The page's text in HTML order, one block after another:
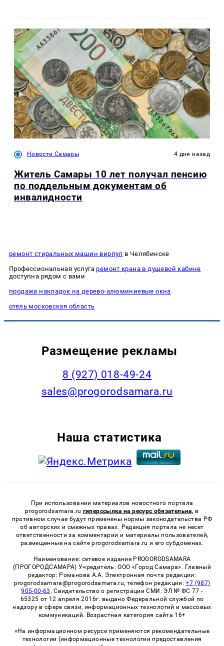
Новости Самары 4 дня назад
Житель Самары 10 лет получал пенсию
по поддельным документам об
инвалидности
ремонт стиральных машин вирпул в Челябинске
Профессиональная услугаремонт крана в душевой кабине
доступна рядом с вами
продажа накладок на дерево-алюминиевые окна
отель московская область
Размещение рекламы
8 (927) 018-49-24
sales@progorodsamara.ru
Наша статистика
При использовании материалов новостного портала
progorodsamara.ru гиперссылка на ресурс обязательна, в
противном случае будут применены нормы законодательства РФ
об авторских и смежных правах. Редакция портала не несет
ответственности за комментарии и материалы пользователей,
размещенные на сайте progorodsamara.ru и его субдоменах.
Наименование: сетевое издание PROGORODSAMARA
(ПРОГОРОДСАМАРА) Учредитель: ООО «Город Самара». Главный
редактор: Романова А.А. Электронная почта редакции:
progorodsamara@progorodsamara.ru, телефон редакции:+7 (987)
905-00-63 . Свидетельство о регистрации СМИ: ЭЛ № ФС 77 -
65325 от 12 апреля 2016г. выдано Федеральной службой по
надзору в сфере связи, информационных технологий и массовых
коммуникаций. Возрастная категория сайта 16+
«На информационном ресурсе применяются рекомендательные
технологии (информационные технологии предоставления